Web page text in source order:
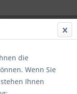
die
Wenn Sie
Ihnen